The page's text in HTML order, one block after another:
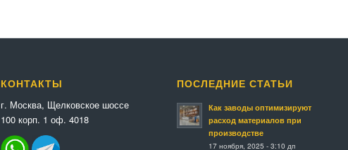
КОНТАКТЫ
г. Москва, Щелковское шоссе
100 корп. 1 оф. 4018
ПОСЛЕДНИЕ СТАТЬИ
Как заводы оптимизируют
расход материалов при
производстве
17 ноября, 2025 - 3:10 дп